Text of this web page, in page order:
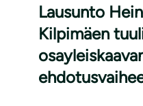
Lausunto
Kilpimäen